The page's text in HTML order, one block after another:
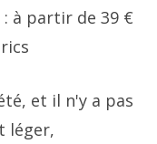
à partir de 39 €
et il n'y a pas
léger,